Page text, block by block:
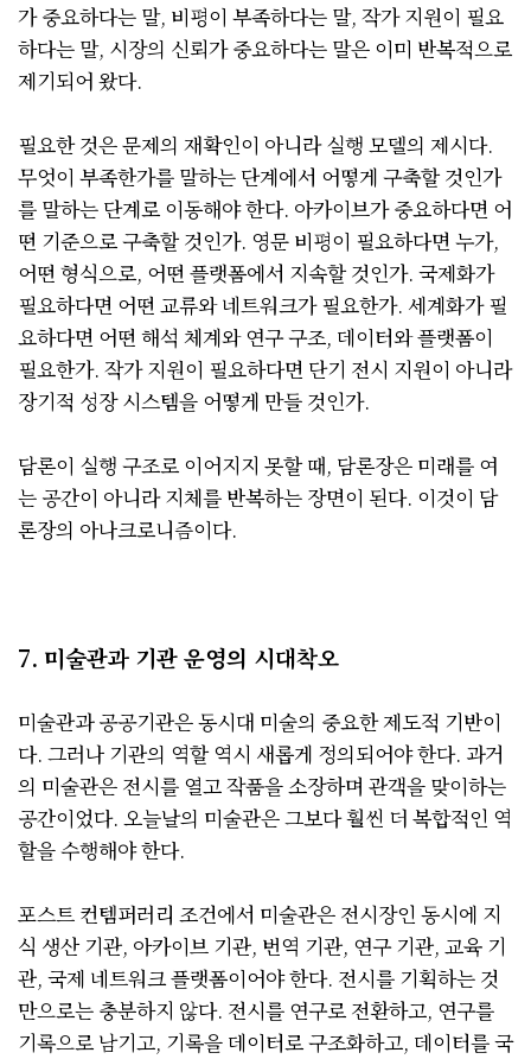
가 중요하다는 말, 비평이 부족하다는 말, 작가 지원이 필요
하다는 말, 시장의 신뢰가 중요하다는 말은 이미 반복적으로
제기되어 왔다.
필요한 것은 문제의 재확인이 아니라 실행 모델의 제시다.
무엇이 부족한가를 말하는 단계에서 어떻게 구축할 것인가
를 말하는 단계로 이동해야 한다. 아카이브가 중요하다면 어
떤 기준으로 구축할 것인가. 영문 비평이 필요하다면 누가,
어떤 형식으로, 어떤 플랫폼에서 지속할 것인가. 국제화가
필요하다면 어떤 교류와 네트워크가 필요한가. 세계화가 필
요하다면 어떤 해석 체계와 연구 구조, 데이터와 플랫폼이
필요한가. 작가 지원이 필요하다면 단기 전시 지원이 아니라
장기적 성장 시스템을 어떻게 만들 것인가.
담론이 실행 구조로 이어지지 못할 때, 담론장은 미래를 여
는 공간이 아니라 지체를 반복하는 장면이 된다. 이것이 담
론장의 아나크로니즘이다.
7. 미술관과 기관 운영의 시대착오
미술관과 공공기관은 동시대 미술의 중요한 제도적 기반이
다. 그러나 기관의 역할 역시 새롭게 정의되어야 한다. 과거
의 미술관은 전시를 열고 작품을 소장하며 관객을 맞이하는
공간이었다. 오늘날의 미술관은 그보다 훨씬 더 복합적인 역
할을 수행해야 한다.
포스트 컨템퍼러리 조건에서 미술관은 전시장인 동시에 지
식 생산 기관, 아카이브 기관, 번역 기관, 연구 기관, 교육 기
관, 국제 네트워크 플랫폼이어야 한다. 전시를 기획하는 것
만으로는 충분하지 않다. 전시를 연구로 전환하고, 연구를
기록으로 남기고, 기록을 데이터로 구조화하고, 데이터를 국